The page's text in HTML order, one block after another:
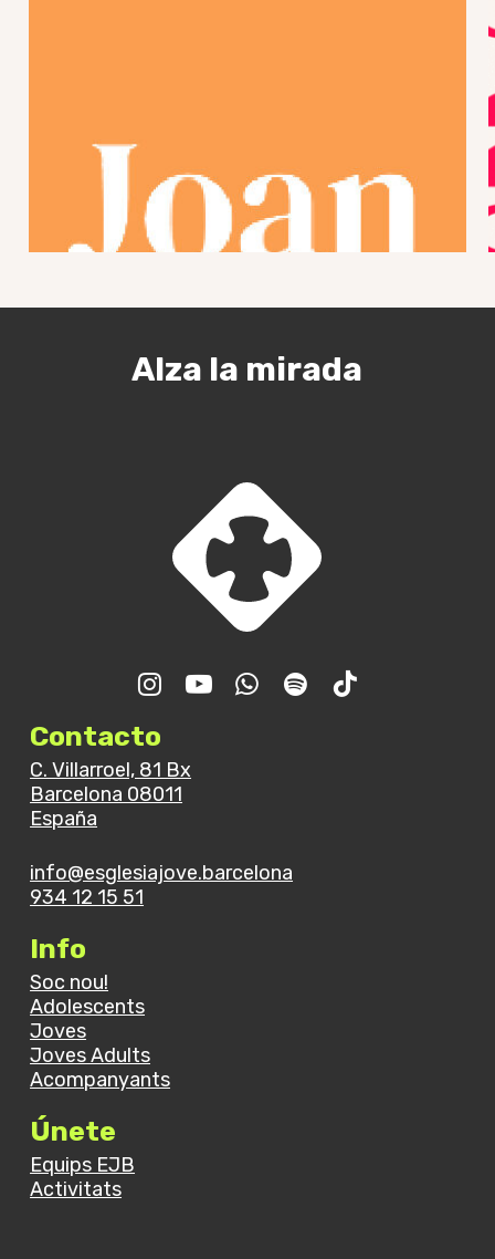
Encuentro GJR – Final de
curso
Alza la mirada
Contacto
C. Villarroel, 81 Bx
Barcelona 08011
España
info@esglesiajove.barcelona
934 12 15 51
Info
Soc nou!
Adolescents
Joves
Joves Adults
Acompanyants
Únete
Equips EJB
Activitats